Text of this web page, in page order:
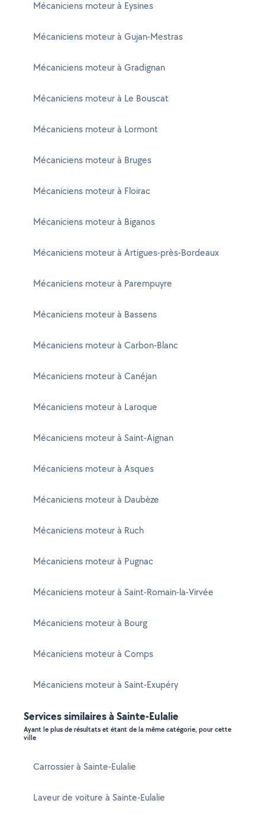
Mécaniciens moteur à Eysines
Mécaniciens moteur à Gujan-Mestras
Mécaniciens moteur à Gradignan
Mécaniciens moteur à Le Bouscat
Mécaniciens moteur à Lormont
Mécaniciens moteur à Bruges
Mécaniciens moteur à Floirac
Mécaniciens moteur à Biganos
Mécaniciens moteur à Artigues-près-Bordeaux
Mécaniciens moteur à Parempuyre
Mécaniciens moteur à Bassens
Mécaniciens moteur à Carbon-Blanc
Mécaniciens moteur à Canéjan
Mécaniciens moteur à Laroque
Mécaniciens moteur à Saint-Aignan
Mécaniciens moteur à Asques
Mécaniciens moteur à Daubèze
Mécaniciens moteur à Ruch
Mécaniciens moteur à Pugnac
Mécaniciens moteur à Saint-Romain-la-Virvée
Mécaniciens moteur à Bourg
Mécaniciens moteur à Comps
Mécaniciens moteur à Saint-Exupéry
Services similaires à Sainte-Eulalie
Ayant le plus de résultats et étant de la même catégorie, pour cette
ville
Carrossier à Sainte-Eulalie
Laveur de voiture à Sainte-Eulalie